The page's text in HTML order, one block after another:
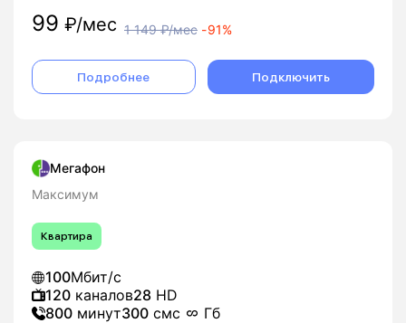
99 ₽/мес 1 149₽/мес -91%
Подробнее Подключить
Мегафон
Максимум
Квартира
100Мбит/с
120 каналов28 HD
800 минут300 смс Гб